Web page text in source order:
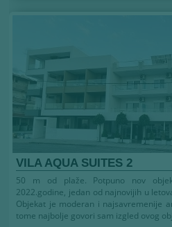
VILA AQUA SUITES 2
50 m od plaže. Potpuno nov
2022.godine, jedan od najnovijih u
Objekat je moderan i najsavremenije
tome najbolje govori sam izgled ovog